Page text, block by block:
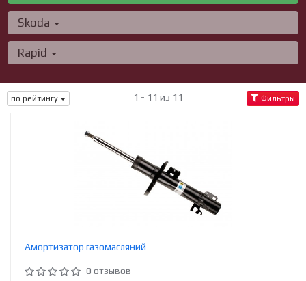
Skoda
Rapid
по рейтингу 1 - 11 из 11 Фильтры
Амортизатор газомасляний
0 отзывов